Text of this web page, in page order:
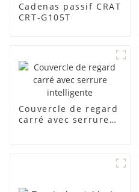
Cadenas passif CRAT
CRT-G105T
Couvercle de regard
carré avec serrure